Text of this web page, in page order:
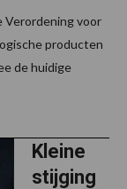
Verordening voor
producten
de huidige
Kleine
stijging